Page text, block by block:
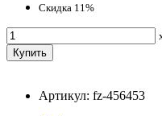
Скидка 11%
Артикул: fz-456453